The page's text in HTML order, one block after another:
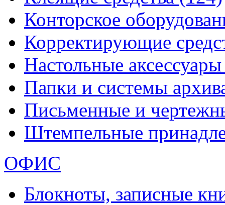
Конторское
Корректирующие
Настольные
Папки и системы
Письменные и
Штемпельные
ОФИС
Блокноты, записные